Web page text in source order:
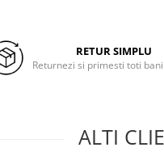
RETUR SIMPLU
Returnezi si primesti toti
ALTI